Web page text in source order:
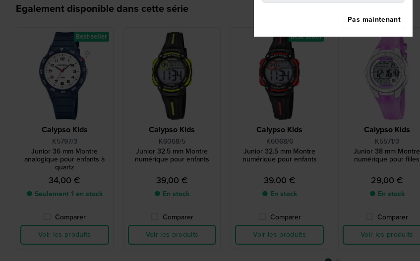
Egalement disponible dans cette série
Calypso Kids
K5797/3
Junior 36 mm Montre
analogique pour enfants à
quartz
34,00 €
● Seulement 1 en stock
Comparer
Voir les produits
Best-seller
Calypso Kids
K6068/5
Junior 32.5 mm Montre
numérique pour enfants
39,00 €
● En stock
Comparer
Voir les produits
Calypso Kids
K6068/6
Junior 32.5 mm Montre
numérique pour enfants
39,00 €
● En stock
Comparer
Voir les produits
Best-seller
Calypso Kids
K5571/3
Junior 38 mm Montre
numérique pour filles
29,00 €
● En stock
Comparer
Voir les produits
Pas maintenant